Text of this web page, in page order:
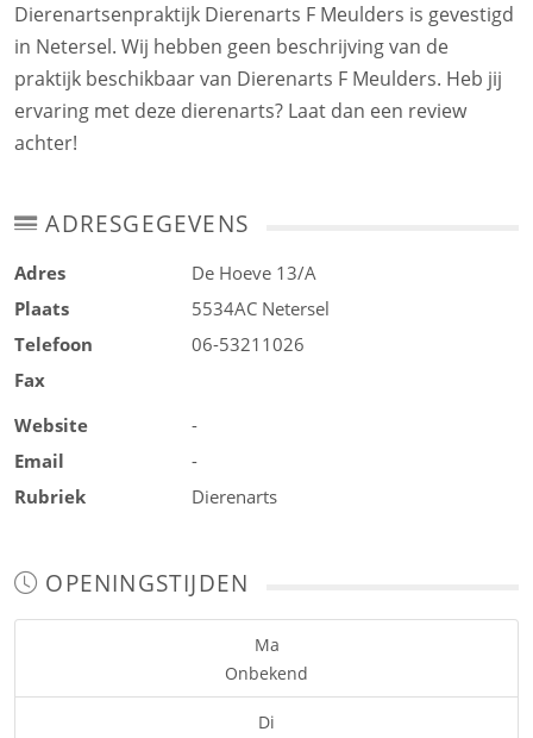
Dierenartsenpraktijk Dierenarts F Meulders is gevestigd
in Netersel. Wij hebben geen beschrijving van de
praktijk beschikbaar van Dierenarts F Meulders. Heb jij
ervaring met deze dierenarts? Laat dan een review
achter!
ADRESGEGEVENS
Adres
De Hoeve 13/A
Plaats
5534AC Netersel
Telefoon
06-53211026
Fax
Website
-
Email
-
Rubriek
Dierenarts
OPENINGSTIJDEN
Ma
Onbekend
Di